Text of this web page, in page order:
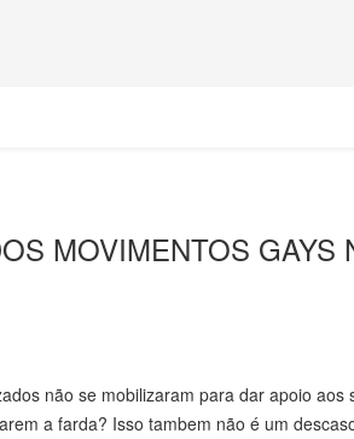
MOVIMENTOS GAYS
não se mobilizaram para dar apoio aos
a farda? Isso tambem não é um